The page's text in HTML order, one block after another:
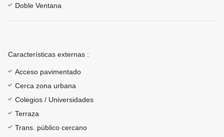
Doble Ventana
Características externas :
Acceso pavimentado
Cerca zona urbana
Colegios / Universidades
Terraza
Trans. público cercano